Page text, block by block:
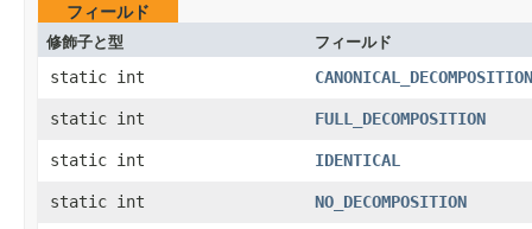
フィールド
修飾子と型 フィールド
static int CANONICAL_DECOMPOSITION
static int FULL_DECOMPOSITION
static int IDENTICAL
static int NO_DECOMPOSITION